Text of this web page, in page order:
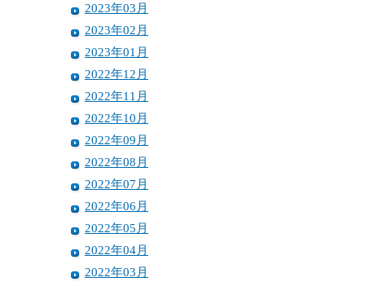
2023年03月
2023年02月
2023年01月
2022年12月
2022年11月
2022年10月
2022年09月
2022年08月
2022年07月
2022年06月
2022年05月
2022年04月
2022年03月